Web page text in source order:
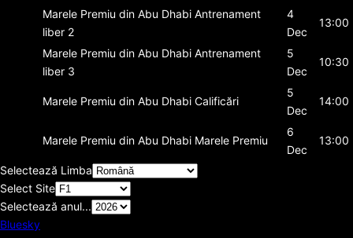
Marele Premiu din Abu Dhabi Antrenament
liber 2
4
Dec
13:00
Marele Premiu din Abu Dhabi Antrenament
liber 3
5
Dec
10:30
Marele Premiu din Abu Dhabi Calificări
5
Dec
14:00
Marele Premiu din Abu Dhabi Marele Premiu
6
Dec
13:00
Selectează Limba
Select Site
Selectează anul...
Bluesky